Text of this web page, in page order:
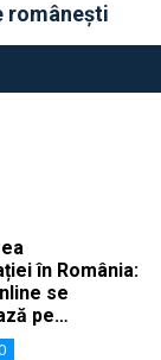
românești
în România:
se
pe
de la